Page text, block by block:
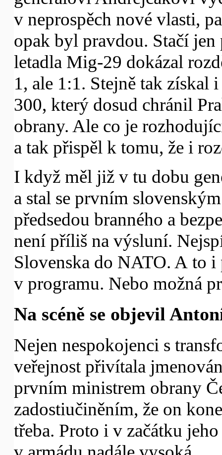
v neprospěch nové vlasti,
opak byl pravdou. Stačí
letadla Mig-29 dokázal
1, ale 1:1. Stejně tak získal
300, který dosud chránil
obrany. Ale co je
a tak přispěl k tomu, že i
I když měl již v tu dobu
a stal se prvním
předsedou branného a
není příliš na výsluní.
Slovenska do NATO. A to i
v programu. Nebo možná
Na scéně se objevil
Nejen nespokojenci s
veřejnost přivítala
prvním ministrem obrany
zadostiučiněním, že on
třeba. Proto i v začátku